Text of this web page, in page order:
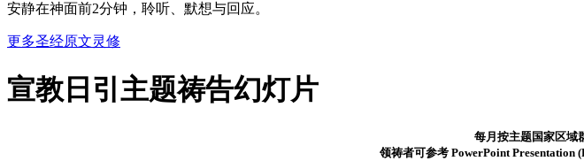
安静在神面前2分钟，聆听、默想与回应。
更多圣经原文灵修
宣教日引 主题祷告幻灯片
每月按主题国家区域
领祷者可参考 PowerPoint Presentation